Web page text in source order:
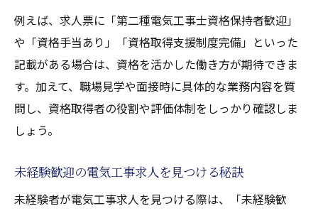
例えば、求人票に「第二種電気工事士資格保持者歓迎」
や「資格手当あり」「資格取得支援制度完備」といった
記載がある場合は、資格を活かした働き方が期待できま
す。加えて、職場見学や面接時に具体的な業務内容を質
問し、資格取得者の役割や評価体制をしっかり確認しま
しょう。
未経験歓迎の電気工事求人を見つける秘訣
未経験者が電気工事求人を見つける際は、「未経験歓